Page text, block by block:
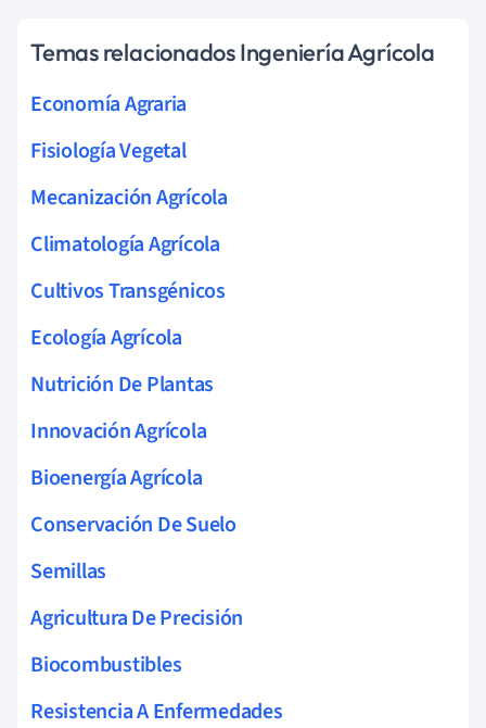
Temas relacionados Ingeniería Agrícola
Economía Agraria
Fisiología Vegetal
Mecanización Agrícola
Climatología Agrícola
Cultivos Transgénicos
Ecología Agrícola
Nutrición De Plantas
Innovación Agrícola
Bioenergía Agrícola
Conservación De Suelo
Semillas
Agricultura De Precisión
Biocombustibles
Resistencia A Enfermedades